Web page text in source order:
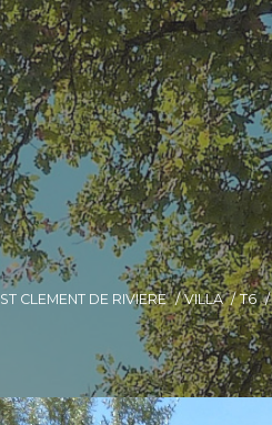
ST CLEMENT DE RIVIERE VILLA T6